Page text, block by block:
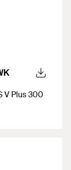
V Plus 300